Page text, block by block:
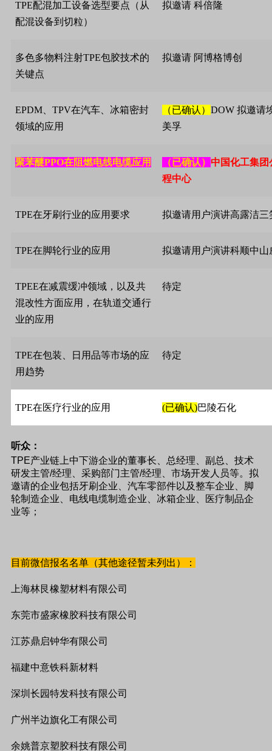
TPE配混加工设备选型要点（从
配混设备到切粒）
拟邀请 科倍隆
多色多物料注射TPE包胶技术的
关键点
拟邀请 阿博格博创
EPDM TPV在汽车、冰箱密封
领域的应用
（已确认） DOW 拟邀请
美孚
聚苯醚PPO在阻燃电线电缆应用 （已确认） 中国化工集团
程中心
TPE在牙刷行业的应用要求 拟邀请用户演讲高露洁三
TPE在脚轮行业的应用 拟邀请用户演讲科顺中山
TPEE在减震缓冲领域，以及共
混改性方面应用，在轨道交通行
业的应用
待定
TPE在包装、日用品等市场的应
用趋势
待定
TPE在医疗行业的应用 (已确认)巴陵石化
听众：
TPE产业链上中下游企业的董事长、总经理、副总、技术
研发主管/经理、采购部门主管/经理、市场开发人员等。拟
邀请的企业包括牙刷企业、汽车零部件以及整车企业、脚
轮制造企业、电线电缆制造企业、冰箱企业、医疗制品企
业等；
目前微信报名名单（其他途径暂未列出）：
上海林艮橡塑材料有限公司
东莞市盛家橡胶科技有限公司
江苏鼎启钟华有限公司
福建中意铁科新材料
深圳长园特发科技有限公司
广州半边旗化工有限公司
余姚普京塑胶科技有限公司